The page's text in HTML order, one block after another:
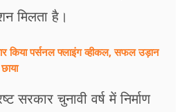
मिलता है।
किया पर्सनल फ्लाइंग व्हीकल, सफल उड़ान
सरकार चुनावी वर्ष में निर्माण